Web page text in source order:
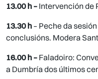
13.00 h – Intervención de
13.30 h – Peche da
conclusións. Modera
16.00 h – Faladoiro:
a Dumbría dos últimos